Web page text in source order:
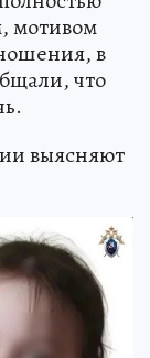
мотивом
в
что
выясняют